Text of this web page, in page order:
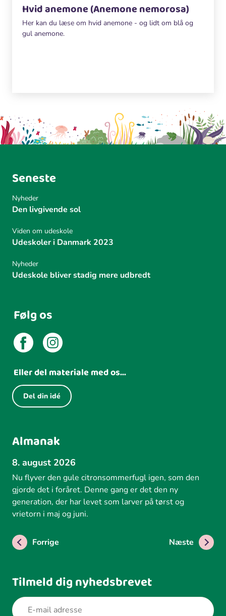
Hvid anemone (Anemone nemorosa)
Her kan du læse om hvid anemone - og lidt om blå og
gul anemone.
Seneste
Nyheder
Den livgivende sol
Viden om udeskole
Udeskoler i Danmark 2023
Nyheder
Udeskole bliver stadig mere udbredt
Følg os
Eller del materiale med os...
Del din idé
Almanak
8. august 2026
Nu flyver den gule citronsommerfugl igen, som den
gjorde det i foråret. Denne gang er det den ny
generation, der har levet som larver på tørst og
vrietorn i maj og juni.
Forrige Næste
Tilmeld dig nyhedsbrevet